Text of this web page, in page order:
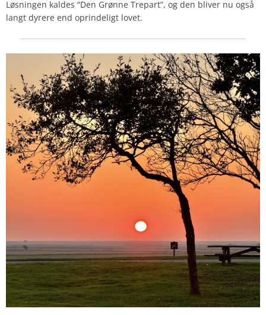
Løsningen kaldes “Den Grønne Trepart”, og den bliver nu også
langt dyrere end oprindeligt lovet.